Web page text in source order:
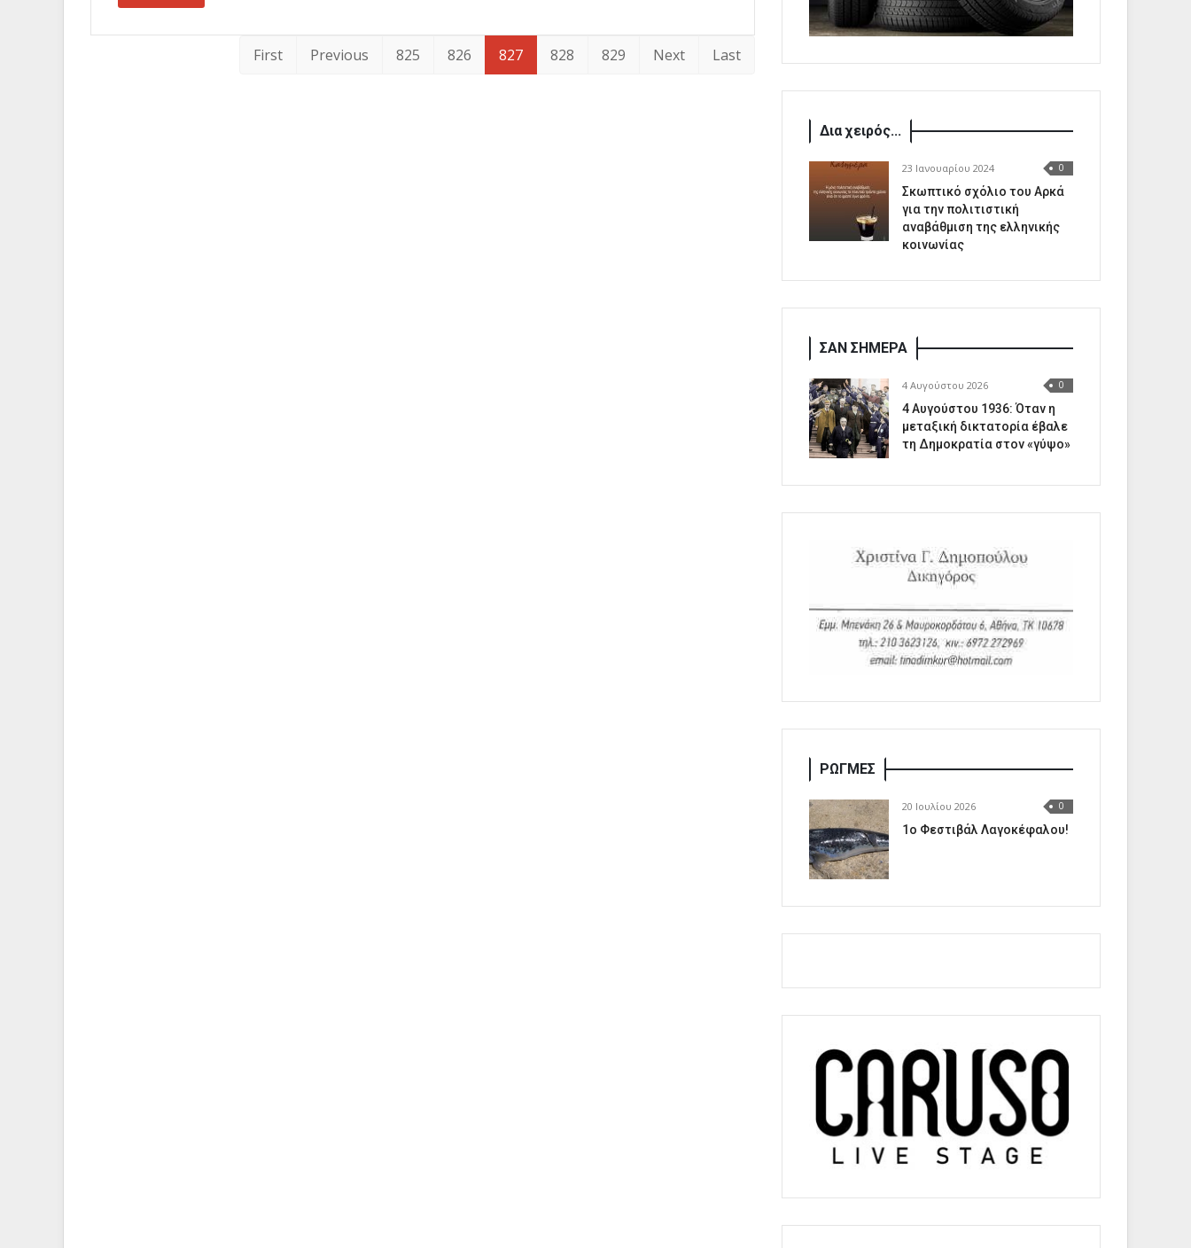
First Previous 825 826 827 828 829 Next Last
Δια χειρός...
23 Ιανουαρίου 2024 0
Σκωπτικό σχόλιο του Αρκά
για την πολιτιστική
αναβάθμιση της ελληνικής
κοινωνίας
ΣΑΝ ΣΗΜΕΡΑ
4 Αυγούστου 2026 0
4 Αυγούστου 1936: Όταν η
μεταξική δικτατορία έβαλε
τη Δημοκρατία στον «γύψο»
ΡΩΓΜΕΣ
20 Ιουλίου 2026 0
1o Φεστιβάλ Λαγοκέφαλου!